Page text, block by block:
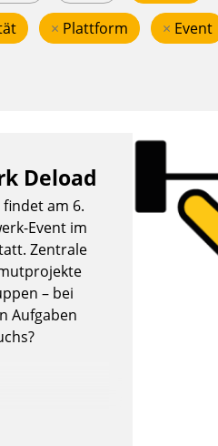
× Plattform × Event
Deload
am 6.
Event im
Zentrale
– bei
Aufgaben